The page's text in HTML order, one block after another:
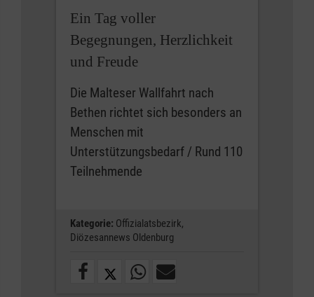
Ein Tag voller
Begegnungen, Herzlichkeit
und Freude
Die Malteser Wallfahrt nach
Bethen richtet sich besonders an
Menschen mit
Unterstützungsbedarf / Rund 110
Teilnehmende
Kategorie: Offizialatsbezirk,
Diözesannews Oldenburg